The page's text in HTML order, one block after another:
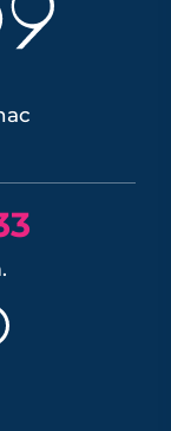
et
été.